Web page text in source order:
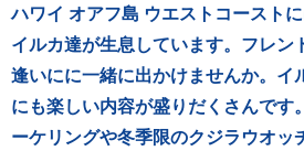
ハワイ オアフ島 ウエストコースト
イルカ達が生息しています。フレン
逢いにに一緒に出かけませんか。イ
にも楽しい内容が盛りだくさんです
ーケリングや冬季限のクジラウオッ